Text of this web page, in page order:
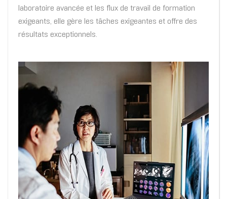
laboratoire avancée et les flux de travail de formation
exigeants, elle gère les tâches exigeantes et offre des
résultats exceptionnels.